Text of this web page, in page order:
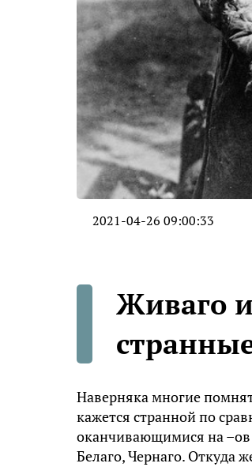
2021-04-26 09:00:33
Живаго
Наверняка многие
кажется странной по
оканчивающимися на
Белаго, Чернаго. Откуда